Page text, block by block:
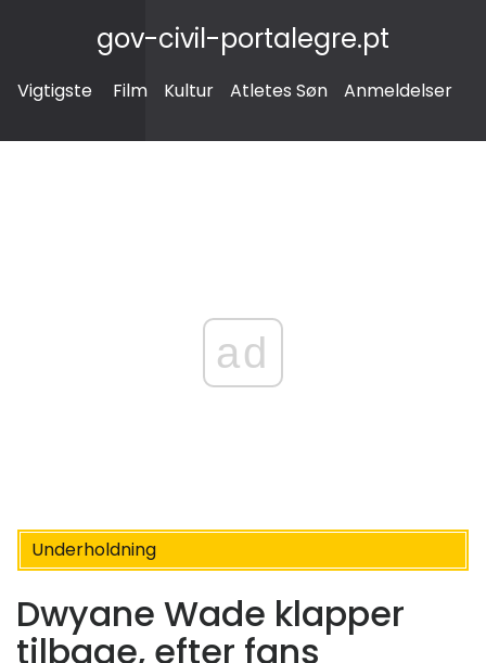
gov-civil-portalegre.pt
Vigtigste Film Kultur Atletes Søn Anmeldelser
ad
Underholdning
Dwyane Wade klapper
tilbage, efter fans